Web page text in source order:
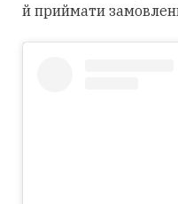
й приймати